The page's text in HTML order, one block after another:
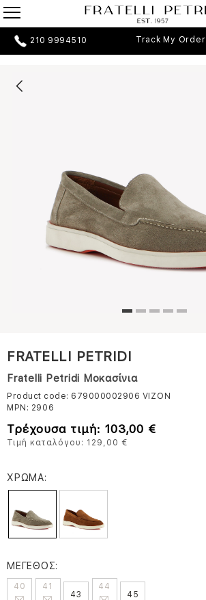
210 9994510 Track My Order
FRATELLI PETRIDI
Fratelli Petridi Μοκασίνια
Product code: 679000002906 VIZON
MPN: 2906
Τρέχουσα τιμή: 103,00 €
Τιμή καταλόγου: 129,00 €
ΧΡΩΜΑ:
ΜΕΓΕΘΟΣ:
40
41
43
44
45